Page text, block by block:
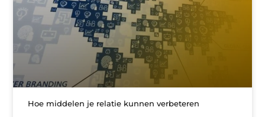
Hoe middelen je relatie kunnen verbeteren